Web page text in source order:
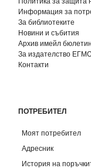
Информация за
За библиотеките
Новини и събития
Архив имейл
За издателство
Контакти
ПОТРЕБИТЕЛ
Моят потребител
Адресник
История на